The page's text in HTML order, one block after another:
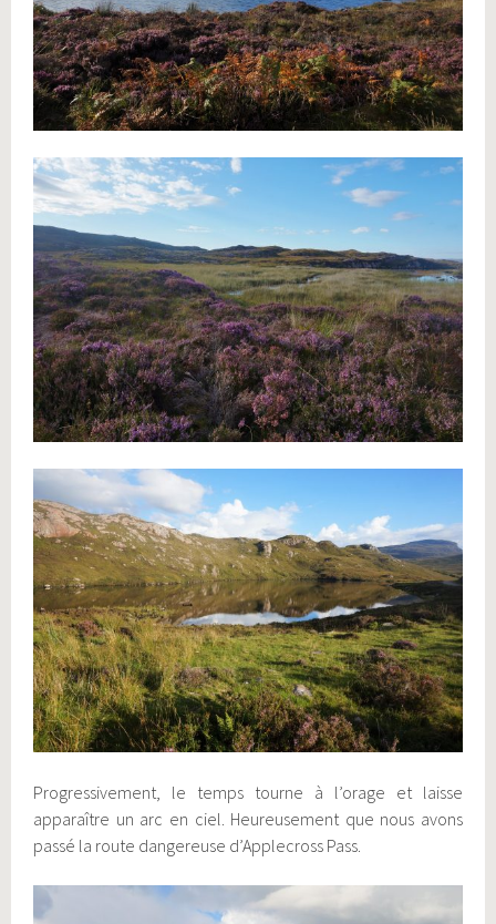
Progressivement, le temps tourne à l’orage et laisse
apparaître un arc en ciel. Heureusement que nous avons
passé la route dangereuse d’Applecross Pass.